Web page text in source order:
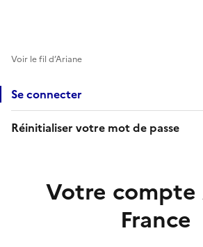
Voir le fil d’Ariane
Se connecter
Réinitialiser votre mot de passe
Votre
France